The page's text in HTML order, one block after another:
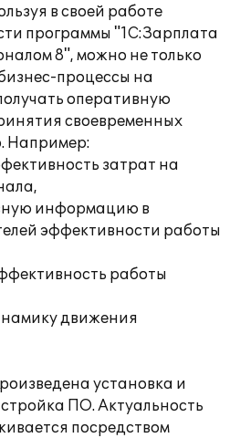
в своей работе
программы "1С:Зарплата
8", можно не только
процессы на
оперативную
своевременных
Например:
затрат на
информацию в
эффективности работы
работы
движения
установка и
ПО. Актуальность
посредством